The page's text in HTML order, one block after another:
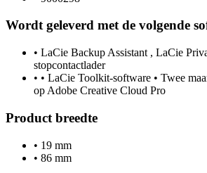
Wordt geleverd met de volgende
• LaCie Backup Assistant , LaCie
stopcontactlader
• • LaCie Toolkit-software • Twee
op Adobe Creative Cloud Pro
Product breedte
• 19 mm
• 86 mm